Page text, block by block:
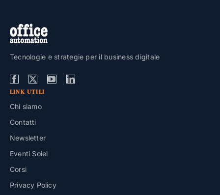
Tecnologie e strategie per il business digitale
LINK UTILI
Chi siamo
Contatti
Newsletter
Eventi Soiel
Corsi
Privacy Policy